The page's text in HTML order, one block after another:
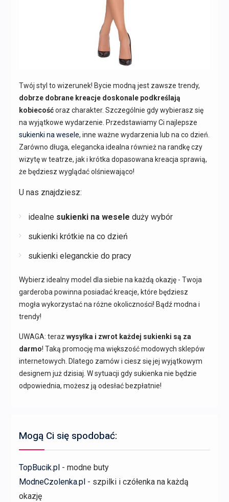
Twój styl to wizerunek! Bycie modną jest zawsze trendy,
dobrze dobrane kreacje doskonale podkreślają
kobiecośćoraz charakter. Szczególnie gdy wybierasz się
na wyjątkowe wydarzenie. Przedstawiamy Ci najlepsze
sukienki na wesele, inne ważne wydarzenia lub na co dzień.
Zarówno długa, elegancka idealna również na randkę czy
wizytę w teatrze, jak i krótka dopasowana kreacja sprawią,
że będziesz wyglądać olśniewająco!
U nas znajdziesz:
idealne sukienki na wesele duży wybór
sukienki krótkie na co dzień
sukienki eleganckie do pracy
Wybierz idealny model dla siebie na każdą okazję - Twoja
garderoba powinna posiadać kreacje, które będziesz
mogła wykorzystać na różne okoliczności! Bądź modna i
trendy!
UWAGA: teraz wysyłka i zwrot każdej sukienki są za
darmo! Taką promocję ma większość modowych sklepów
internetowych. Dlatego zamów i ciesz się jej wyjątkowym
designem już dzisiaj. W sytuacji gdy sukienka nie będzie
odpowiednia, możesz ją odesłać bezpłatnie!
Mogą Ci się spodobać:
TopBucik.pl- modne buty
ModneCzolenka.pl- szpilki i czółenka na każdą
okazję